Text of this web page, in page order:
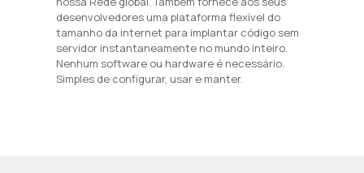
desenvolvedores uma plataforma flexível do
tamanho da internet para implantar código sem
servidor instantaneamente no mundo inteiro.
Nenhum software ou hardware é necessário.
Simples de configurar, usar e manter.